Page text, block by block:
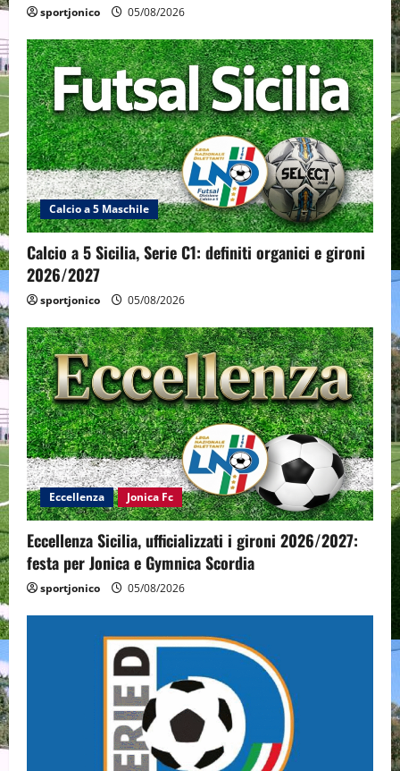
sportjonico 05/08/2026
Calcio a 5 Maschile
Calcio a 5 Sicilia, Serie C1: definiti organici e gironi
2026/2027
sportjonico 05/08/2026
Eccellenza Jonica Fc
Eccellenza Sicilia, ufficializzati i gironi 2026/2027:
festa per Jonica e Gymnica Scordia
sportjonico 05/08/2026